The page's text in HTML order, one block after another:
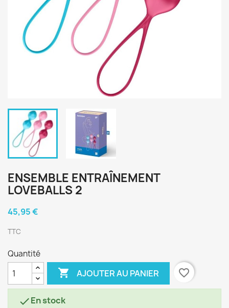
ENSEMBLE ENTRAÎNEMENT
LOVEBALLS 2
45,95 €
TTC
Quantité
 AJOUTER AU PANIER favorite_border
En stock